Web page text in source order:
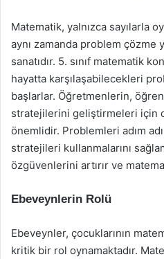
Matematik, yalnızca sayılarla
aynı zamanda problem
sanatıdır. 5. sınıf matematik
hayatta karşılaşabilecekleri
başlarlar. Öğretmenlerin,
stratejilerini geliştirmeleri için
önemlidir. Problemleri adım
stratejileri kullanmalarını
özgüvenlerini artırır ve
Ebeveynlerin Rolü
Ebeveynler, çocuklarının
kritik bir rol oynamaktadır.